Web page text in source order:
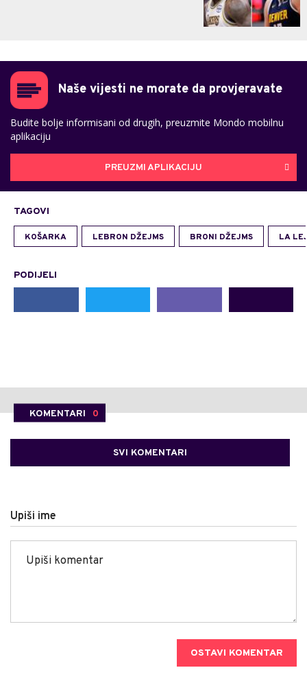
Naše vijesti ne morate da provjeravate
Budite bolje informisani od drugih, preuzmite Mondo mobilnu
aplikaciju
PREUZMI APLIKACIJU
TAGOVI
KOŠARKA LEBRON DŽEJMS BRONI DŽEJMS LA
PODIJELI
KOMENTARI 0
SVI KOMENTARI
Upiši ime
OSTAVI KOMENTAR